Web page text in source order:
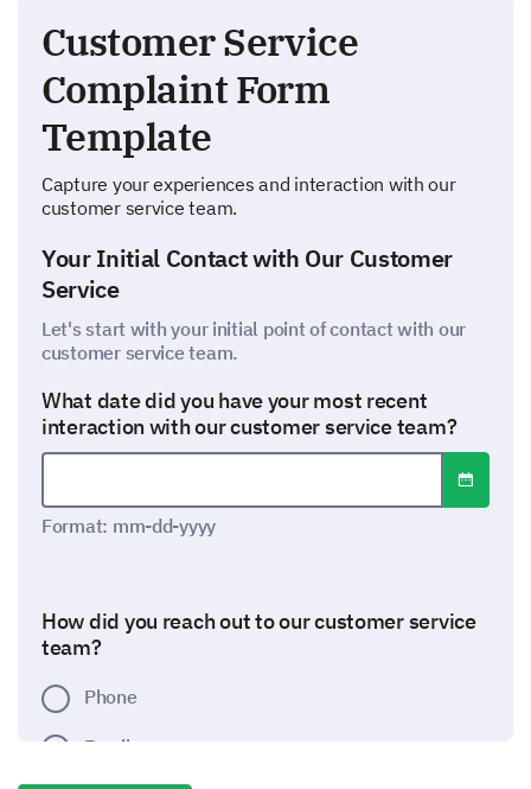
Customer Service
Complaint Form
Template
Capture your experiences and interaction with our
customer service team.
Your Initial Contact with Our Customer
Service
Let's start with your initial point of contact with our
customer service team.
What date did you have your most recent
interaction with our customer service team?
Date format: mm-dd-yyyy
Open
Format: mm-dd-yyyy
How did you reach out to our customer service
team?
Phone
Email